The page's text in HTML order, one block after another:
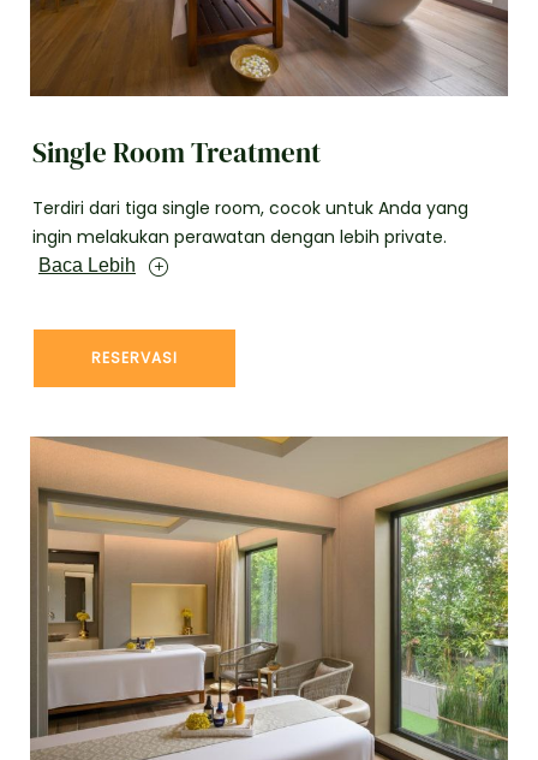
Single Room Treatment
Terdiri dari tiga single room, cocok untuk Anda yang
ingin melakukan perawatan dengan lebih private.
Baca Lebih
RESERVASI